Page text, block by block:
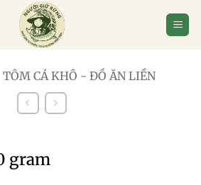
TÔM CÁ KHÔ - ĐỒ ĂN LIỀN
gram